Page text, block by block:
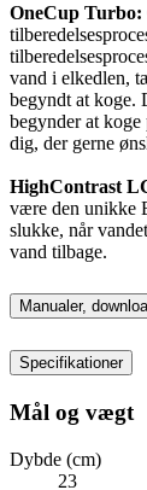
OneCup Turbo:
vand i elkedlen,
begyndt at koge.
begynder at
dig, der gerne
HighContrast
være den unikke
slukke, når
vand tilbage.
Manualer,
Specifikationer
Mål og vægt
Dybde (cm)
23